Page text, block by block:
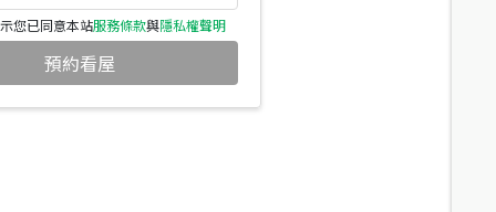
您已同意本站服務條款與隱私權聲明
預約看屋